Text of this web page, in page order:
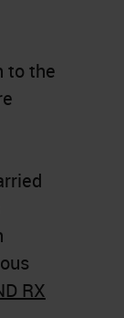
to the
RX